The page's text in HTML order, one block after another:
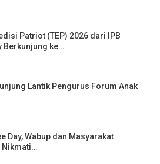
Patriot (TEP) 2026 dari IPB
Berkunjung ke…
Lantik Pengurus Forum Anak
Day, Wabup dan Masyarakat
Nikmati…